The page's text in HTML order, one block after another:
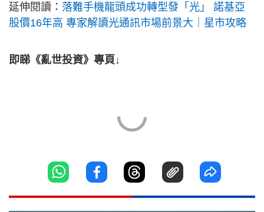
延伸閱讀： 落難手機龍頭成功轉型發「光」 諾基亞
股價16年高 專家解讀光通訊市場前景大｜星市攻略
即睇《亂世投資》專頁↓